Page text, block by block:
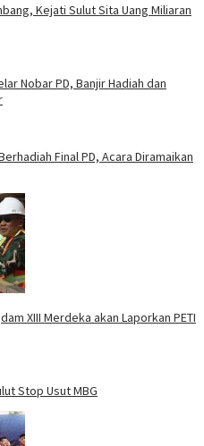
Kejati Sulut Sita Uang Miliaran
Nobar PD, Banjir Hadiah dan
Final PD, Acara Diramaikan
XIII Merdeka akan Laporkan PETI
Stop Usut MBG